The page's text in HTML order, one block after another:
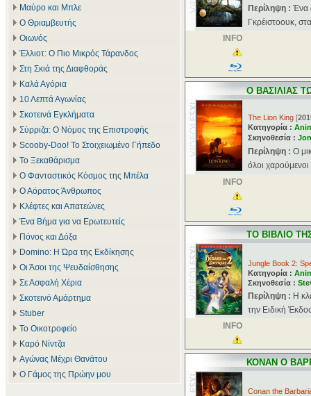
Μαύρο και Μπλε
Ο Θριαμβευτής
Οιωνός
Έλλιοτ: Ο Πιο Μικρός Τάρανδος
Στη Σκιά της Διαφθοράς
Καλά Αγόρια
10 Λεπτά Αγωνίας
Σκοτεινά Εγκλήματα
Σύρριζα: Ο Νόμος της Επιστροφής
Scooby-Doo! Το Στοιχειωμένο Γήπεδο
Το Ξεκαθάρισμα
Ο Φανταστικός Κόσμος της Μπέλα
Ο Αόρατος Άνθρωπος
Κλέφτες και Απατεώνες
Ένα Βήμα για να Ερωτευτείς
Πόνος και Δόξα
Domino: Η Ώρα της Εκδίκησης
Οι Άσοι της Ψευδαίσθησης
Σε Ασφαλή Χέρια
Σκοτεινό Αμάρτημα
Stuber
Το Οικοτροφείο
Καρό Νίντζα
Αγώνας Μέχρι Θανάτου
Ο Γάμος της Πρώην μου
Περίληψη : Ένα
Γκρέιστοουκ,
INFO
Ο ΒΑΣΙΛΙΑΣ
The Lion King [
Κατηγορία :
Σκηνοθεσία :
Περίληψη : Ο
όλοι
INFO
ΤΟ ΒΙΒΛΙΟ
Jungle Book 2:
Κατηγορία :
Σκηνοθεσία :
Περίληψη : Η
την Ειδική
INFO
ΚΟΝΑΝ Ο
Conan the